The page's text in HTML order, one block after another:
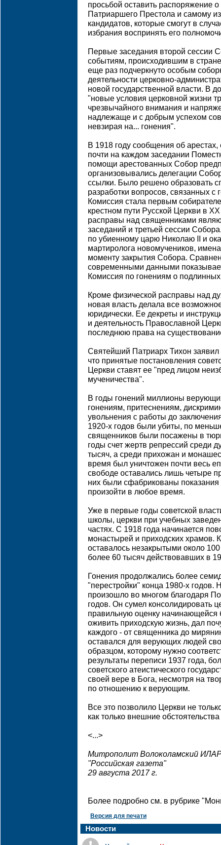
просьбой оставить распоряжение
Патриаршего Престола и самому
кандидатов, которые смогут в
избрания воспринять его
Первые заседания второй сессии
событиям, происходившим в
еще раз подчеркнуто особым
деятельности церковно-
новой государственной власти. В
"новые условия церковной жизни
чрезвычайного внимания и
надлежаще и с добрым успехом
невзирая на... гонения".
В 1918 году сообщения об арестах,
почти на каждом заседании
помощи арестованных Собор
организовывались делегации
ссылки. Было решено образовать
разработки вопросов, связанных
Комиссия стала первым
крестном пути Русской Церкви в
расправы над священниками
заседаний и третьей сессии
по убиенному царю Николаю II и
мартиролога новомучеников,
моменту закрытия Собора.
современными данными
Комиссия по гонениям о
Кроме физической расправы над
новая власть делала все
юридически. Ее декреты и
и деятельность Православной
последнюю права на
Святейший Патриарх Тихон
что принятые постановления
Церкви ставят ее "пред лицом
мученичества".
В годы гонений миллионы
гонениям, притеснениям,
увольнения с работы до
1920-х годов были убиты, по
священников были посажены в
годы счет жертв репрессий среди
тысяч, а среди прихожан и
время был уничтожен почти весь
свободе оставались лишь четыре
них были сфабрикованы показания
произойти в любое время.
Уже в первые годы советской
школы, церкви при учебных
частях. С 1918 года начинается
монастырей и приходских храмов.
оставалось незакрытыми около
более 60 тысяч действовавших в
Гонения продолжались более
"перестройки" конца 1980-х годов.
произошло во многом благодаря
годов. Он сумел консолидировать
правильную оценку начинающейся
оживить приходскую жизнь, дал
каждого - от священника до
оставался для верующих людей
образцом, которому нужно
результаты переписи 1937 года,
советского атеистического
своей вере в Бога, несмотря на
по отношению к верующим.
Все это позволило Церкви не
как только внешние
<...>
Митрополит Волоколамский
"Российская газета"
29 августа 2017 г.
Более подробно см. в рубрике
Версия для печати
Новости